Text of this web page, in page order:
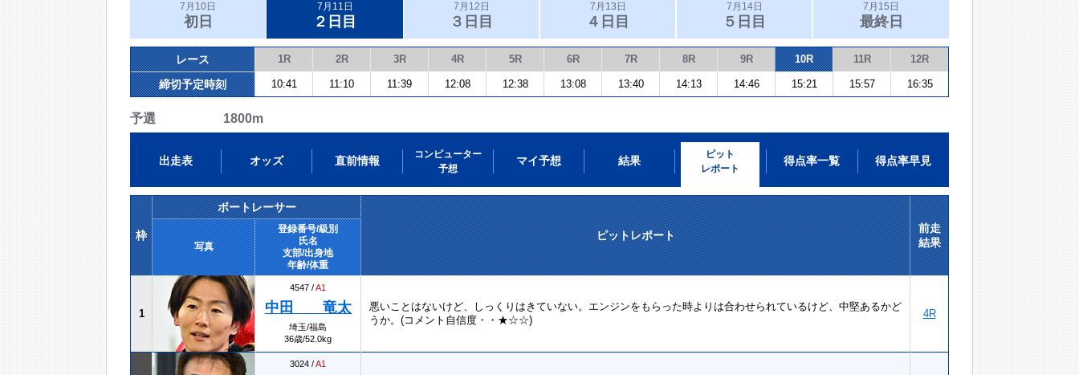
7月10日
初日
7月11日
２日目
7月12日
３日目
7月13日
４日目
7月14日
５日目
7月15日
最終日
レース 1R 2R 3R 4R 5R 6R 7R 8R 9R 10R 11R 12R
締切予定時刻 10:41 11:10 11:39 12:08 12:38 13:08 13:40 14:13 14:46 15:21 15:57 16:35
予選 1800m
出走表 オッズ 直前情報
コンピューター
予想
マイ予想 結果
ピット
レポート
得点率一覧 得点率早見
枠
ボートレーサー
ピットレポート
前走
結果
写真
登録番号/級別
氏名
支部/出身地
年齢/体重
1
4547 /A1
中田 竜太
埼玉/福島
36歳/52.0kg
悪いことはないけど、しっくりはきていない。エンジンをもらった時よりは合わせられているけど、中堅あるかど
うか。(コメント自信度・・★☆☆)
4R
3024 /A1